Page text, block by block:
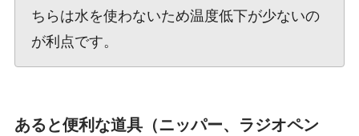
ちらは水を使わないため温度低下が少ないの
が利点です。
あると便利な道具（ニッパー、ラジオペン